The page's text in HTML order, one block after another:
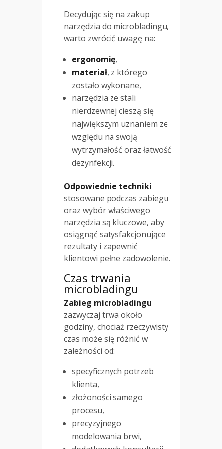
Decydując się na zakup
narzędzia do microbladingu,
warto zwrócić uwagę na:
ergonomię,
materiał, z którego
zostało wykonane,
narzędzia ze stali
nierdzewnej cieszą się
największym uznaniem ze
względu na swoją
wytrzymałość oraz łatwość
dezynfekcji.
Odpowiednie techniki
stosowane podczas zabiegu
oraz wybór właściwego
narzędzia są kluczowe, aby
osiągnąć satysfakcjonujące
rezultaty i zapewnić
klientowi pełne zadowolenie.
Czas trwania
microbladingu
Zabieg microbladingu
zazwyczaj trwa około
godziny, chociaż rzeczywisty
czas może się różnić w
zależności od:
specyficznych potrzeb
klienta,
złożoności samego
procesu,
precyzyjnego
modelowania brwi,